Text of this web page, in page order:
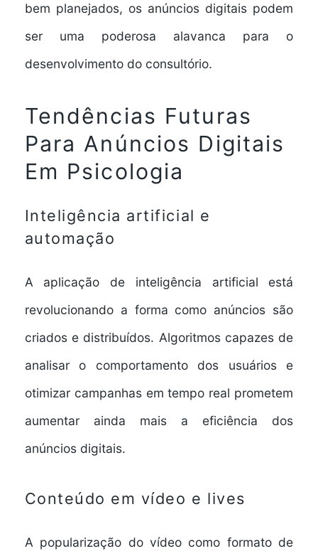
bem planejados, os anúncios digitais podem
ser uma poderosa alavanca para o
desenvolvimento do consultório.
Tendências Futuras
Para Anúncios Digitais
Em Psicologia
Inteligência artificial e
automação
A aplicação de inteligência artificial está
revolucionando a forma como anúncios são
criados e distribuídos. Algoritmos capazes de
analisar o comportamento dos usuários e
otimizar campanhas em tempo real prometem
aumentar ainda mais a eficiência dos
anúncios digitais.
Conteúdo em vídeo e lives
A popularização do vídeo como formato de